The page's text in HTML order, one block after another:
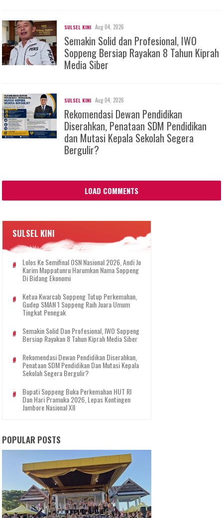
SULSEL KINI Aug 04, 2026
Semakin Solid dan Profesional, IWO
Soppeng Bersiap Rayakan 8 Tahun Kiprah
Media Siber
SULSEL KINI Aug 04, 2026
Rekomendasi Dewan Pendidikan
Diserahkan, Penataan SDM Pendidikan
dan Mutasi Kepala Sekolah Segera
Bergulir?
LOAD COMMENTS
SULSEL KINI
Lolos Ke Semifinal OSN Nasional 2026, Andi Jo
Karim Mappatunru Harumkan Nama Soppeng
Di Bidang Ekonomi
Ketua Kwarcab Soppeng Tutup Perkemahan,
Gudep SMAN 1 Soppeng Raih Juara Umum
Tingkat Penegak
Semakin Solid Dan Profesional, IWO Soppeng
Bersiap Rayakan 8 Tahun Kiprah Media Siber
Rekomendasi Dewan Pendidikan Diserahkan,
Penataan SDM Pendidikan Dan Mutasi Kepala
Sekolah Segera Bergulir?
Bupati Soppeng Buka Perkemahan HUT RI
Dan Hari Pramuka 2026, Lepas Kontingen
Jambore Nasional XII
POPULAR POSTS